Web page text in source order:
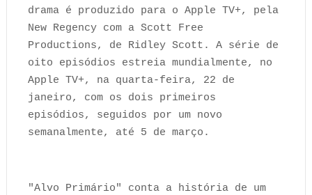
drama é produzido para o Apple TV+, pela
New Regency com a Scott Free
Productions, de Ridley Scott. A série de
oito episódios estreia mundialmente, no
Apple TV+, na quarta-feira, 22 de
janeiro, com os dois primeiros
episódios, seguidos por um novo
semanalmente, até 5 de março.
"Alvo Primário" conta a história de um